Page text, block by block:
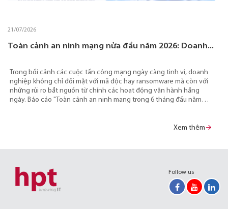
21/07/2026
Toàn cảnh an ninh mạng nửa đầu năm 2026: Doanh...
Trong bối cảnh các cuộc tấn công mạng ngày càng tinh vi, doanh
nghiệp không chỉ đối mặt với mã độc hay ransomware mà còn với
những rủi ro bắt nguồn từ chính các hoạt động vận hành hằng
ngày. Báo cáo "Toàn cảnh an ninh mạng trong 6 tháng đầu năm
thời đưa ra những ưu tiên giúp doanh nghiệp chủ động giảm thiểu
Xem thêm
Follow us